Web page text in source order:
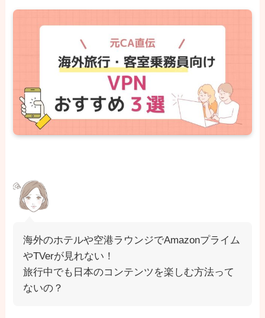
海外のホテルや空港ラウンジでAmazonプライム
やTVerが見れない！
旅行中でも日本のコンテンツを楽しむ方法って
ないの？